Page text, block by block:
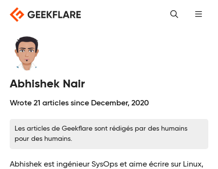
Skip
content
Abhishek Nair
Wrote 21 articles since December, 2020
Les articles de Geekflare sont rédigés par des humains
pour des humains.
Abhishek est ingénieur SysOps et aime écrire sur Linux,